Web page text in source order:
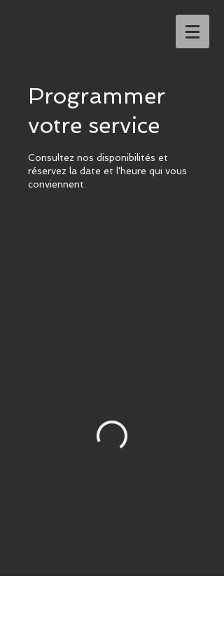
Programmer
votre service
Consultez nos disponibilités et
réservez la date et l'heure qui vous
conviennent.